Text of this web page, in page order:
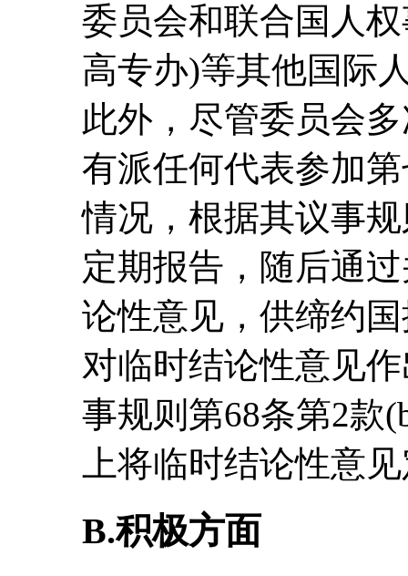
委员会和联合国人
高专办)等其他国际
此外，尽管委员会
有派任何代表参加
情况，根据其议事
定期报告，随后通
论性意见，供缔约
对临时结论性意见
事规则第68条第2款
上将临时结论性意
B.积极方面